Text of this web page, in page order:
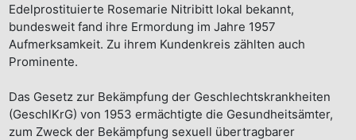
Edelprostituierte Rosemarie Nitribitt lokal bekannt,
bundesweit fand ihre Ermordung im Jahre 1957
Aufmerksamkeit. Zu ihrem Kundenkreis zählten auch
Prominente.
Das Gesetz zur Bekämpfung der Geschlechtskrankheiten
(GeschlKrG) von 1953 ermächtigte die Gesundheitsämter,
zum Zweck der Bekämpfung sexuell übertragbarer